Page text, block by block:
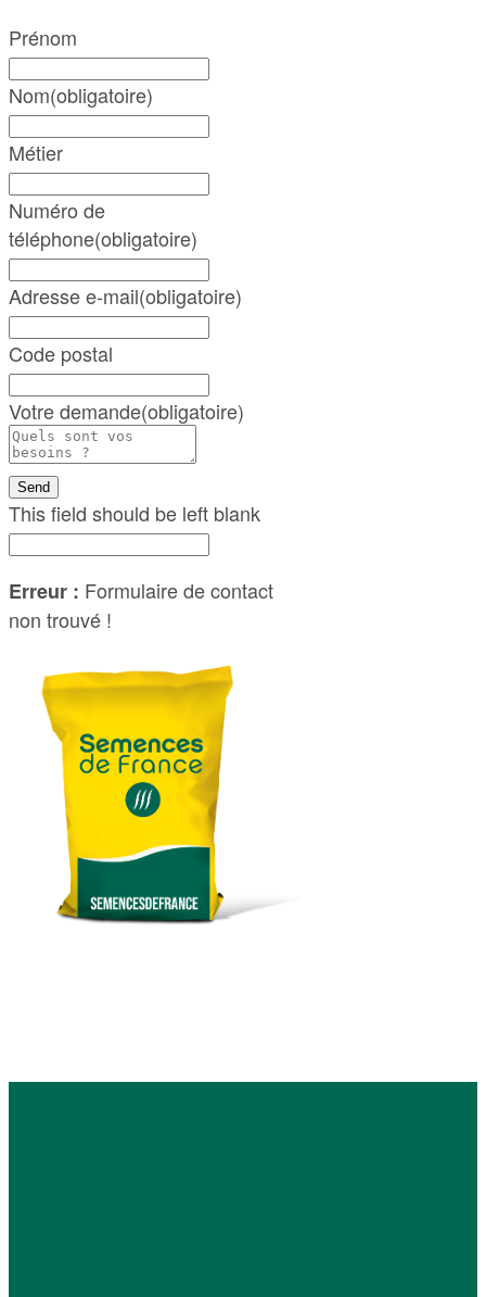
Prénom
Nom(obligatoire)
Métier
Numéro de
téléphone(obligatoire)
Adresse e-mail(obligatoire)
Code postal
Votre demande(obligatoire)
Send
This field should be left blank
Erreur : Formulaire de contact
non trouvé !